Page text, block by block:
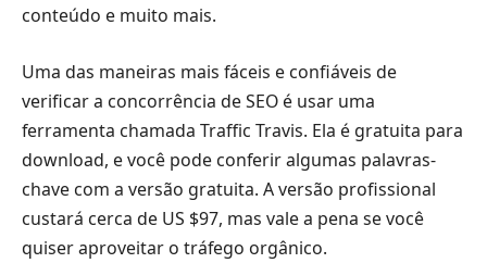
conteúdo e muito mais.
Uma das maneiras mais fáceis e confiáveis ​​de
verificar a concorrência de SEO é usar uma
ferramenta chamada Traffic Travis. Ela é gratuita para
download, e você pode conferir algumas palavras-
chave com a versão gratuita. A versão profissional
custará cerca de US $97, mas vale a pena se você
quiser aproveitar o tráfego orgânico.